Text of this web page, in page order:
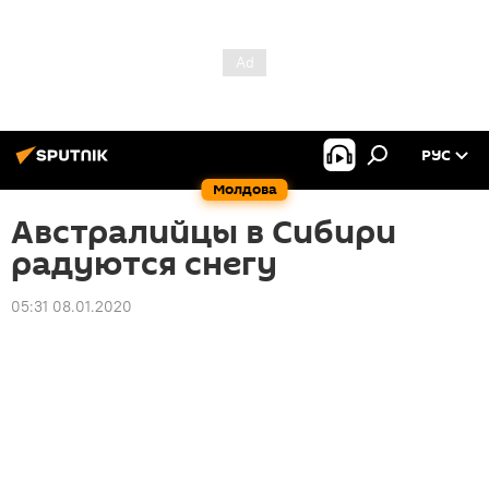
Молдова
РУС
Австралийцы в Сибири
радуются снегу
05:31 08.01.2020